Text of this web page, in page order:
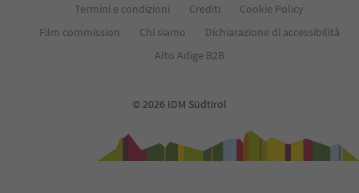
Termini e condizioni
Crediti
Cookie Policy
Film commission
Chi siamo
Dichiarazione di accessibilità
Alto Adige B2B
© 2026 IDM Südtirol